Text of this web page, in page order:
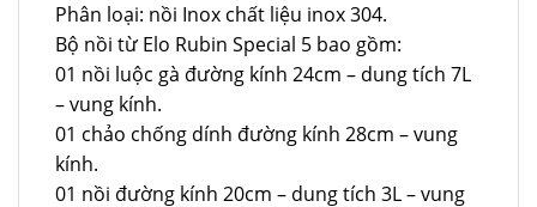
Phân loại: nồi Inox chất liệu inox 304.
Bộ nồi từ Elo Rubin Special 5 bao gồm:
01 nồi luộc gà đường kính 24cm – dung tích 7L
– vung kính.
01 chảo chống dính đường kính 28cm – vung
kính.
01 nồi đường kính 20cm – dung tích 3L – vung